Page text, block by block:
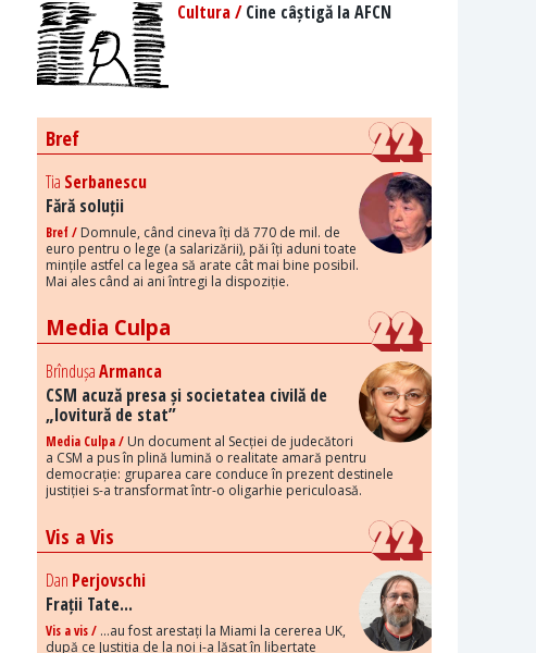
Cultura /Cine câștigă la AFCN
Bref
Tia Serbanescu
Fără soluții
Bref / Domnule, când cineva îți dă 770 de mil. de
euro pentru o lege (a salarizării), păi îți aduni toate
mințile astfel ca legea să arate cât mai bine posibil.
Mai ales când ai ani întregi la dispoziție.
Media Culpa
BrîndușaArmanca
CSM acuză presa și societatea civilă de
„lovitură de stat”
Media Culpa / Un document al Secției de judecători
a CSM a pus în plină lumină o realitate amară pentru
democrație: gruparea care conduce în prezent destinele
justiției s-a transformat într-o oligarhie periculoasă.
Vis a Vis
Dan Perjovschi
Frații Tate...
Vis a vis / ...au fost arestați la Miami la cererea UK,
după ce Justiția de la noi i-a lăsat în libertate